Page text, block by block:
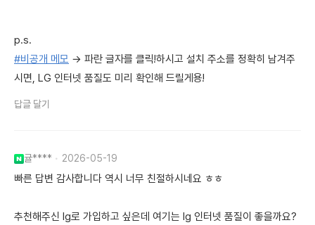
p.s.
#비공개 메모 → 파란 글자를 클릭!하시고 설치 주소를 정확히 남겨주
시면, LG 인터넷 품질도 미리 확인해 드릴게용!
답글 달기
귤**** 2026-05-19
빠른 답변 감사합니다 역시 너무 친절하시네요 ㅎㅎ
추천해주신 lg로 가입하고 싶은데 여기는 lg 인터넷 품질이 좋을까요?